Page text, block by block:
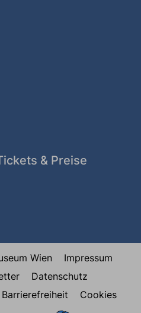
& Preise
Wien
Impressum
Datenschutz
Barrierefreiheit Cookies